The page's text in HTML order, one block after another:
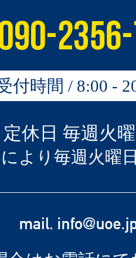
付時間 / 8:00 -
定休日 毎週火
より毎週火曜